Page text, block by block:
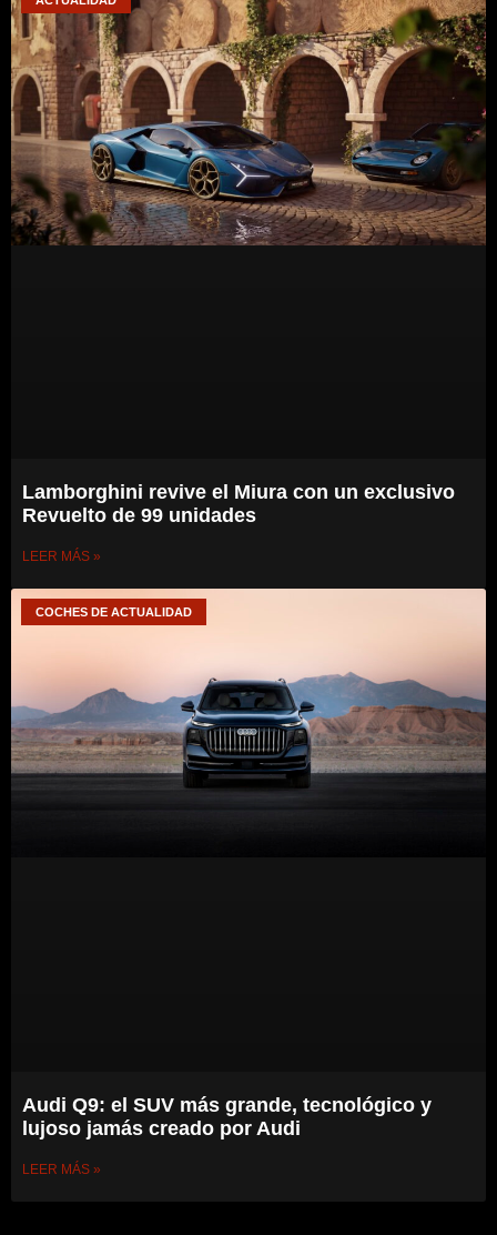
Lamborghini revive el Miura con un exclusivo
Revuelto de 99 unidades
LEER MÁS »
COCHES DE ACTUALIDAD
Audi Q9: el SUV más grande, tecnológico y
lujoso jamás creado por Audi
LEER MÁS »